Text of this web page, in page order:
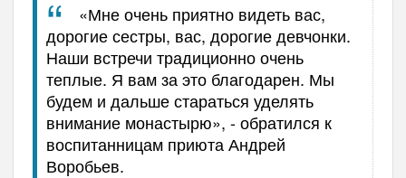
«Мне очень приятно видеть вас,
дорогие сестры, вас, дорогие девчонки.
Наши встречи традиционно очень
теплые. Я вам за это благодарен. Мы
будем и дальше стараться уделять
внимание монастырю», - обратился к
воспитанницам приюта Андрей
Воробьев.